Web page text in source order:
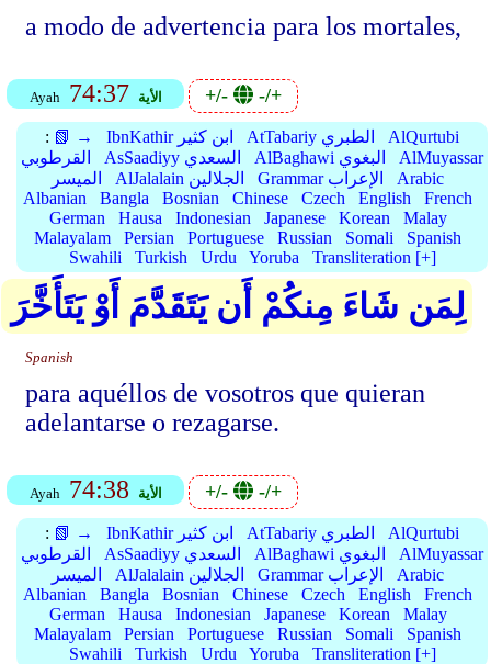
a modo de advertencia para los mortales,
Ayah 74:37 الأية +/- -/+
: 📗 → IbnKathir ابن كثير AtTabariy الطبري
AlQurtubi
القرطوبي
AsSaadiyy السعدي AlBaghawi البغوي
AlMuyassar
الميسر
AlJalalain الجلالين Grammar الإعراب
Arabic
Albanian
Bangla Bosnian Chinese Czech English
French
German
Hausa Indonesian Japanese Korean
Malay
Malayalam
Persian Portuguese Russian Somali
Spanish
Swahili
Turkish Urdu Yoruba Transliteration [+]
لِمَن شَاءَ مِنكُمْ أَن يَتَقَدَّمَ أَوْ يَتَأَخَّرَ
Spanish
para aquéllos de vosotros que quieran
adelantarse o rezagarse.
Ayah 74:38 الأية +/- -/+
: 📗 → IbnKathir ابن كثير AtTabariy الطبري
AlQurtubi
القرطوبي
AsSaadiyy السعدي AlBaghawi البغوي
AlMuyassar
الميسر
AlJalalain الجلالين Grammar الإعراب
Arabic
Albanian
Bangla Bosnian Chinese Czech English
French
German
Hausa Indonesian Japanese Korean
Malay
Malayalam
Persian Portuguese Russian Somali
Spanish
Swahili
Turkish Urdu Yoruba Transliteration [+]